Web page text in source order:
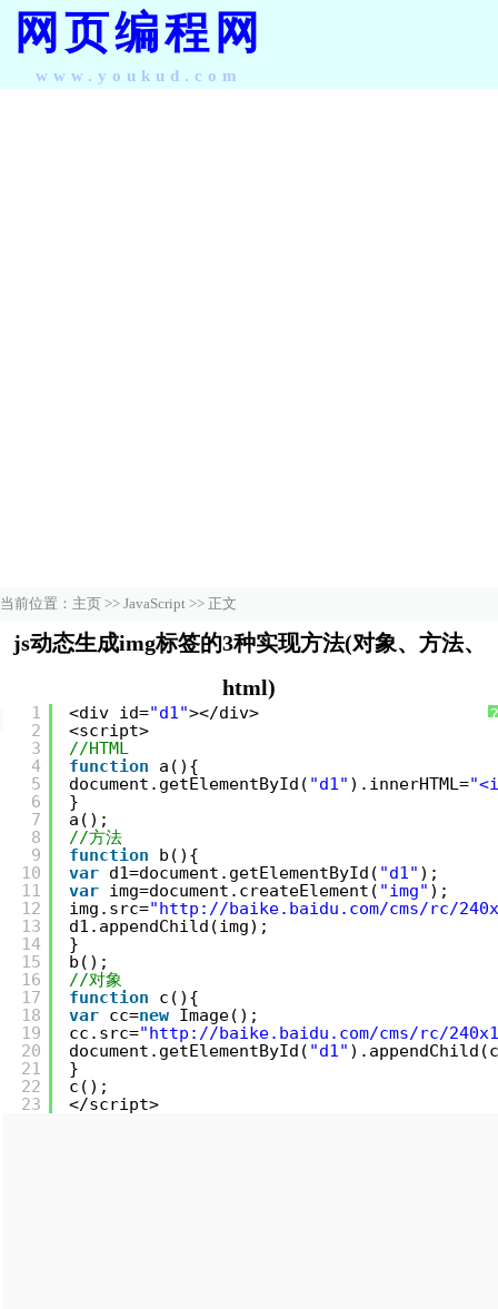
网页编程网
www.youkud.com
当前位置： 主页 >> JavaScript >> 正文
js动态生成img标签的3种实现方法(对象、方法、
html)
阅读：8237 输入：2015-12-26 13:12:02 ?
1
2
3
4
5
6
7
8
9
10
11
12
13
14
15
16
17
18
19
20
21
22
23
<div id="d1"></div>
<script>
//HTML
function
a(){
document.getElementById( "d1" ).innerHTML=
}
a();
//方法
function
b(){
var d1=document.getElementById( "d1" );
var img=document.createElement( "img" );
img.src="http://baike.baidu.com/cms/rc/
d1.appendChild(img);
}
b();
//对象
function
c(){
var cc=new Image();
cc.src="http://baike.baidu.com/cms/rc/
document.getElementById( "d1"
}
c();
</script>